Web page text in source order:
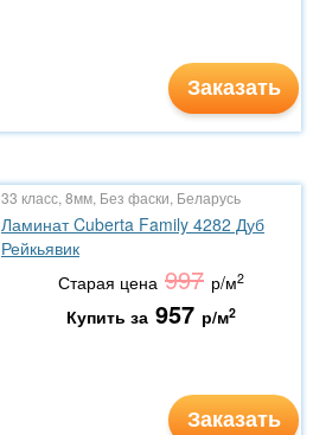
Заказать
33 класс, 8мм, Без фаски, Беларусь
Ламинат Cuberta Family 4282 Дуб
Рейкьявик
Старая цена 997 р/м2
Купить за 957 р/м2
Заказать